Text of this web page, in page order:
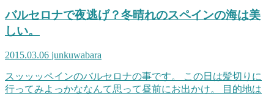
バルセロナで夜逃げ？冬晴れのスペインの海は美
しい。
2015.03.06 junkuwabara
スッッッペインのバルセロナの事です。 この日は髪切りに
行ってみよっかななんて思って昼前にお出かけ。 目的地は